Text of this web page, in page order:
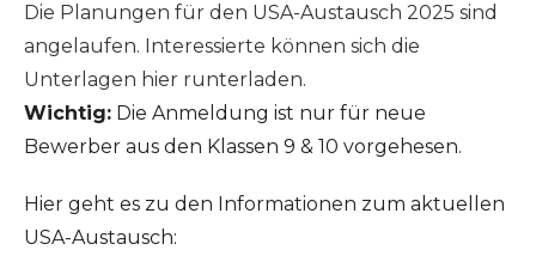
Die Planungen für den USA-Austausch 2025 sind
angelaufen. Interessierte können sich die
Unterlagen hier runterladen.
Wichtig: Die Anmeldung ist nur für neue
Bewerber aus den Klassen 9 & 10 vorgehesen.
Hier geht es zu den Informationen zum aktuellen
USA-Austausch: